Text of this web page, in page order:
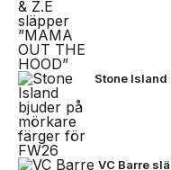
Stone
VC Barre